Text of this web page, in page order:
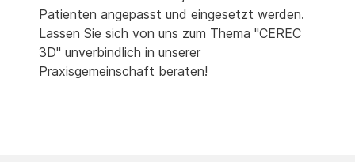
Patienten angepasst und eingesetzt werden.
Lassen Sie sich von uns zum Thema "CEREC
3D" unverbindlich in unserer
Praxisgemeinschaft beraten!